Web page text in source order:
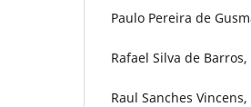
Paulo Pereira de
Rafael Silva de
Raul Sanches